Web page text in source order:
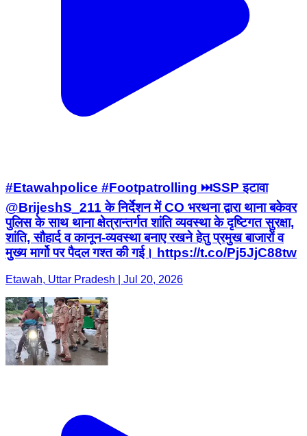
#Etawahpolice #Footpatrolling ⏭️SSP इटावा
@BrijeshS_211 के निर्देशन में CO भरथना द्वारा थाना बकेवर
पुलिस के साथ थाना क्षेत्रान्तर्गत शांति व्यवस्था के दृष्टिगत सुरक्षा,
शांति, सौहार्द व कानून-व्यवस्था बनाए रखने हेतु प्रमुख बाजारों व
मुख्य मार्गो पर पैदल गश्त की गई। https://t.co/Pj5JjC88tw
Etawah, Uttar Pradesh | Jul 20, 2026